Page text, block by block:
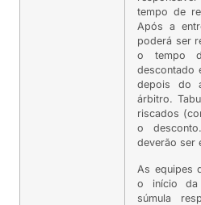
tempo de
Após a
poderá ser
o tempo
descontado
depois do
árbitro.
riscados
o
deverão ser
As equipes
o início da
súmula